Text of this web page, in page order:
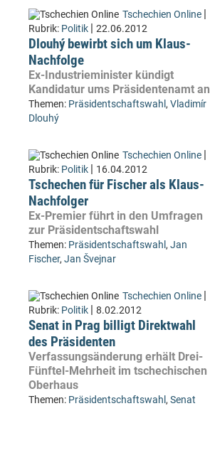
Tschechien Online |
Rubrik: Politik | 22.06.2012
Dlouhý bewirbt sich um Klaus-
Nachfolge
Ex-Industrieminister kündigt
Kandidatur ums Präsidentenamt an
Themen: Präsidentschaftswahl , Vladimír
Dlouhý
Tschechien Online |
Rubrik: Politik | 16.04.2012
Tschechen für Fischer als Klaus-
Nachfolger
Ex-Premier führt in den Umfragen
zur Präsidentschaftswahl
Themen: Präsidentschaftswahl , Jan
Fischer, Jan Švejnar
Tschechien Online |
Rubrik: Politik | 8.02.2012
Senat in Prag billigt Direktwahl
des Präsidenten
Verfassungsänderung erhält Drei-
Fünftel-Mehrheit im tschechischen
Oberhaus
Themen: Präsidentschaftswahl , Senat